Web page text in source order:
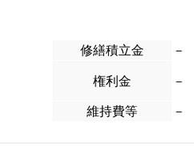
修繕積立金
－
権利金 －
維持費等
－